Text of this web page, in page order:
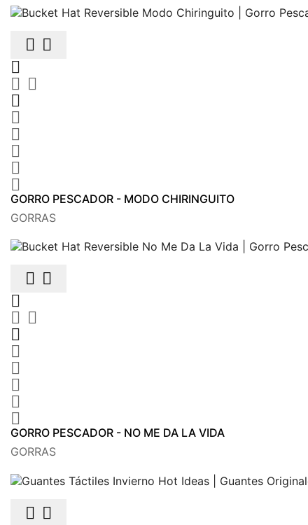
 

 






GORRO PESCADOR - MODO CHIRINGUITO
GORRAS











GORRO PESCADOR - NO ME DA LA VIDA
GORRAS
 